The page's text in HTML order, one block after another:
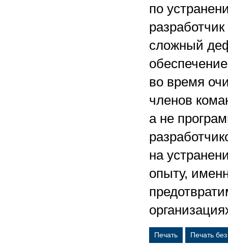
по
сложный
во время
членов
а не
на
опыту,
Печать Печать